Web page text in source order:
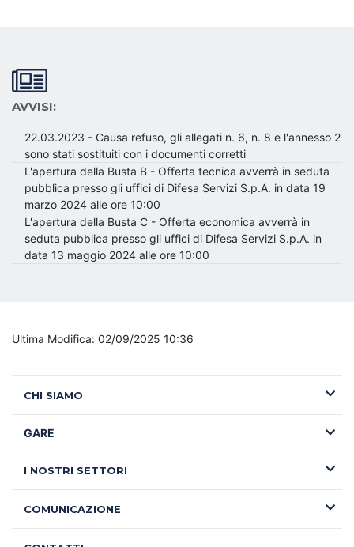
AVVISI:
22.03.2023 - Causa refuso, gli allegati n. 6, n. 8 e l'annesso 2
sono stati sostituiti con i documenti corretti
L'apertura della Busta B - Offerta tecnica avverrà in seduta
pubblica presso gli uffici di Difesa Servizi S.p.A. in data 19
marzo 2024 alle ore 10:00
L'apertura della Busta C - Offerta economica avverrà in
seduta pubblica presso gli uffici di Difesa Servizi S.p.A. in
data 13 maggio 2024 alle ore 10:00
Ultima Modifica: 02/09/2025 10:36
CHI SIAMO
GARE
I NOSTRI SETTORI
COMUNICAZIONE